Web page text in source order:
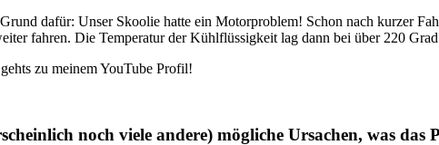
dafür: Unser Skoolie hatte ein Motorproblem! Schon nach kurzer
fahren. Die Temperatur der Kühlflüssigkeit lag dann bei über 220
zu meinem YouTube Profil!
noch viele andere) mögliche Ursachen, was das